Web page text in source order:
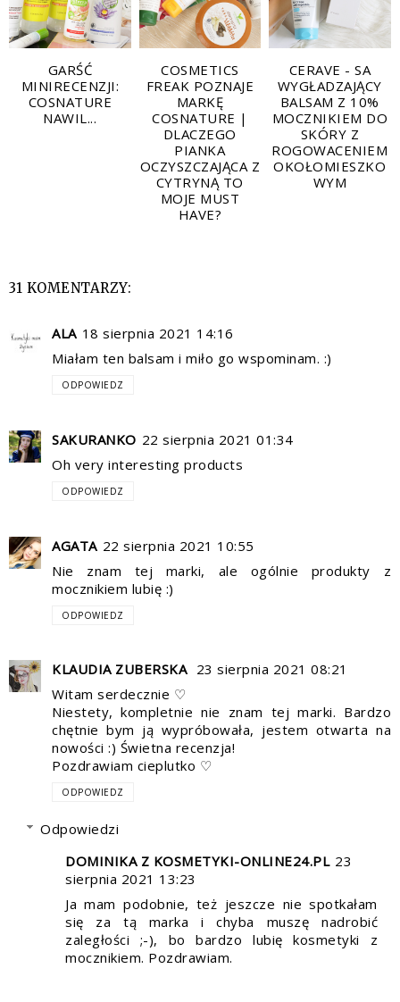
GARŚĆ
MINIRECENZJI:
COSNATURE
NAWIL...
COSMETICS
FREAK POZNAJE
MARKĘ
COSNATURE |
DLACZEGO
PIANKA
OCZYSZCZAJĄCA Z
CYTRYNĄ TO
MOJE MUST
HAVE?
CERAVE - SA
WYGŁADZAJĄCY
BALSAM Z 10%
MOCZNIKIEM DO
SKÓRY Z
ROGOWACENIEM
OKOŁOMIESZKO
WYM
31 KOMENTARZY:
ALA 18 sierpnia 2021 14:16
Miałam ten balsam i miło go wspominam. :)
ODPOWIEDZ
SAKURANKO 22 sierpnia 2021 01:34
Oh very interesting products
ODPOWIEDZ
AGATA 22 sierpnia 2021 10:55
Nie znam tej marki, ale ogólnie produkty z
mocznikiem lubię :)
ODPOWIEDZ
KLAUDIA ZUBERSKA 23 sierpnia 2021 08:21
Witam serdecznie ♡
Niestety, kompletnie nie znam tej marki. Bardzo
chętnie bym ją wypróbowała, jestem otwarta na
nowości :) Świetna recenzja!
Pozdrawiam cieplutko ♡
ODPOWIEDZ
Odpowiedzi
DOMINIKA Z KOSMETYKI-ONLINE24.PL 23
sierpnia 2021 13:23
Ja mam podobnie, też jeszcze nie spotkałam
się za tą marka i chyba muszę nadrobić
zaległości ;-), bo bardzo lubię kosmetyki z
mocznikiem. Pozdrawiam.